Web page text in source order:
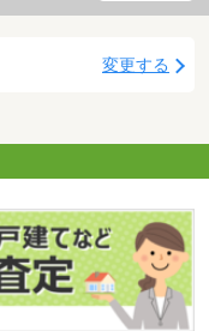
変更する